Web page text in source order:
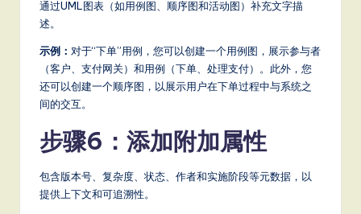
In
ti
o
通过UML图表（如用例图、顺序图和活动图）补充文字描
述。
示例： 对于“下单”用例，您可以创建一个用例图，展示参与者
（客户、支付网关）和用例（下单、处理支付）。此外，您
还可以创建一个顺序图，以展示用户在下单过程中与系统之
间的交互。
步骤6：添加附加属性
包含版本号、复杂度、状态、作者和实施阶段等元数据，以
提供上下文和可追溯性。